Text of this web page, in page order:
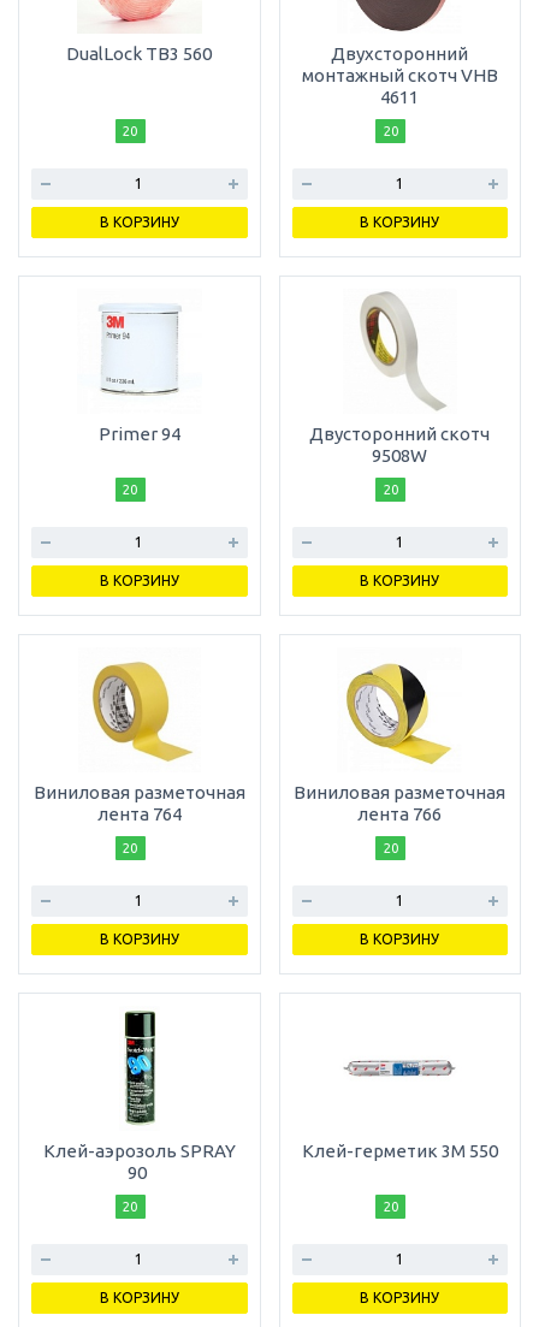
DualLock TB3 560
20
В КОРЗИНУ
Двухсторонний
монтажный скотч VHB
4611
20
В КОРЗИНУ
Primer 94
20
В КОРЗИНУ
Двусторонний скотч
9508W
20
В КОРЗИНУ
Виниловая разметочная
лента 764
20
В КОРЗИНУ
Виниловая разметочная
лента 766
20
В КОРЗИНУ
Клей-аэрозоль SPRAY
90
20
В КОРЗИНУ
Клей-герметик 3М 550
20
В КОРЗИНУ